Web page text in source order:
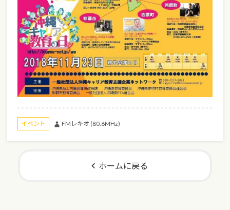
イベント FMレキオ (80.6MHz)
ホームに戻る